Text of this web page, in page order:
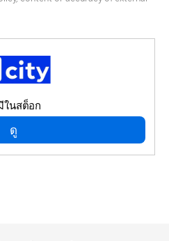
ในสต็อก
ดู